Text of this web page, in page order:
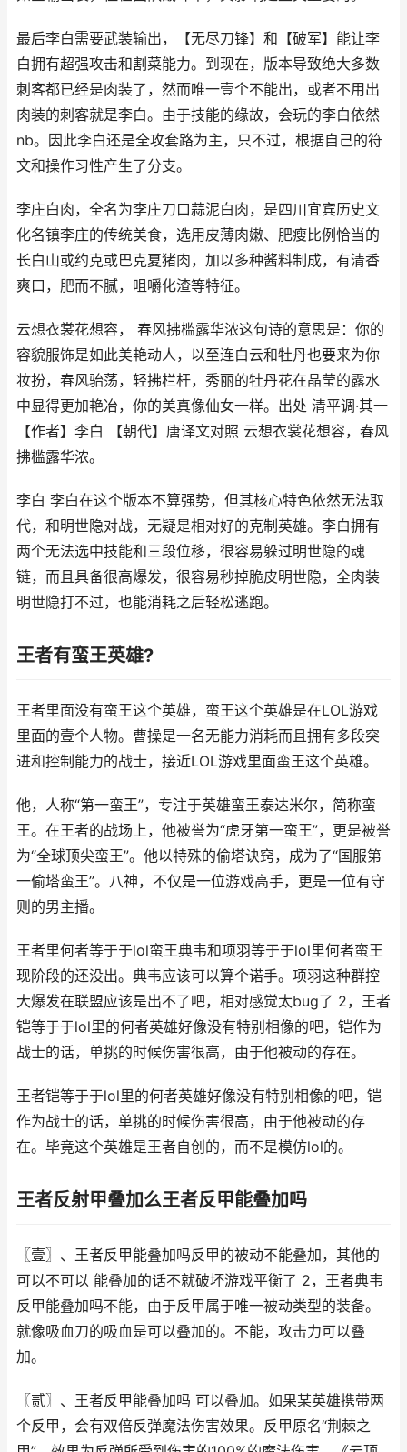
最后李白需要武装输出，【无尽刀锋】和【破军】能让李
白拥有超强攻击和割菜能力。到现在，版本导致绝大多数
刺客都已经是肉装了，然而唯一壹个不能出，或者不用出
肉装的刺客就是李白。由于技能的缘故，会玩的李白依然
nb。因此李白还是全攻套路为主，只不过，根据自己的符
文和操作习性产生了分支。
李庄白肉，全名为李庄刀口蒜泥白肉，是四川宜宾历史文
化名镇李庄的传统美食，选用皮薄肉嫩、肥瘦比例恰当的
长白山或约克或巴克夏猪肉，加以多种酱料制成，有清香
爽口，肥而不腻，咀嚼化渣等特征。
云想衣裳花想容， 春风拂槛露华浓这句诗的意思是：你的
容貌服饰是如此美艳动人，以至连白云和牡丹也要来为你
妆扮，春风骀荡，轻拂栏杆，秀丽的牡丹花在晶莹的露水
中显得更加艳冶，你的美真像仙女一样。出处 清平调·其一
【作者】李白 【朝代】唐译文对照 云想衣裳花想容，春风
拂槛露华浓。
李白 李白在这个版本不算强势，但其核心特色依然无法取
代，和明世隐对战，无疑是相对好的克制英雄。李白拥有
两个无法选中技能和三段位移，很容易躲过明世隐的魂
链，而且具备很高爆发，很容易秒掉脆皮明世隐，全肉装
明世隐打不过，也能消耗之后轻松逃跑。
王者有蛮王英雄?
王者里面没有蛮王这个英雄，蛮王这个英雄是在LOL游戏
里面的壹个人物。曹操是一名无能力消耗而且拥有多段突
进和控制能力的战士，接近LOL游戏里面蛮王这个英雄。
他，人称“第一蛮王”，专注于英雄蛮王泰达米尔，简称蛮
王。在王者的战场上，他被誉为“虎牙第一蛮王”，更是被誉
为“全球顶尖蛮王”。他以特殊的偷塔诀窍，成为了“国服第
一偷塔蛮王”。八神，不仅是一位游戏高手，更是一位有守
则的男主播。
王者里何者等于于lol蛮王典韦和项羽等于于lol里何者蛮王
现阶段的还没出。典韦应该可以算个诺手。项羽这种群控
大爆发在联盟应该是出不了吧，相对感觉太bug了 2，王者
铠等于于lol里的何者英雄好像没有特别相像的吧，铠作为
战士的话，单挑的时候伤害很高，由于他被动的存在。
王者铠等于于lol里的何者英雄好像没有特别相像的吧，铠
作为战士的话，单挑的时候伤害很高，由于他被动的存
在。毕竟这个英雄是王者自创的，而不是模仿lol的。
王者反射甲叠加么王者反甲能叠加吗
〖壹〗、王者反甲能叠加吗反甲的被动不能叠加，其他的
可以不可以 能叠加的话不就破坏游戏平衡了 2，王者典韦
反甲能叠加吗不能，由于反甲属于唯一被动类型的装备。
就像吸血刀的吸血是可以叠加的。不能，攻击力可以叠
加。
〖贰〗、王者反甲能叠加吗 可以叠加。如果某英雄携带两
个反甲，会有双倍反弹魔法伤害效果。反甲原名“荆棘之